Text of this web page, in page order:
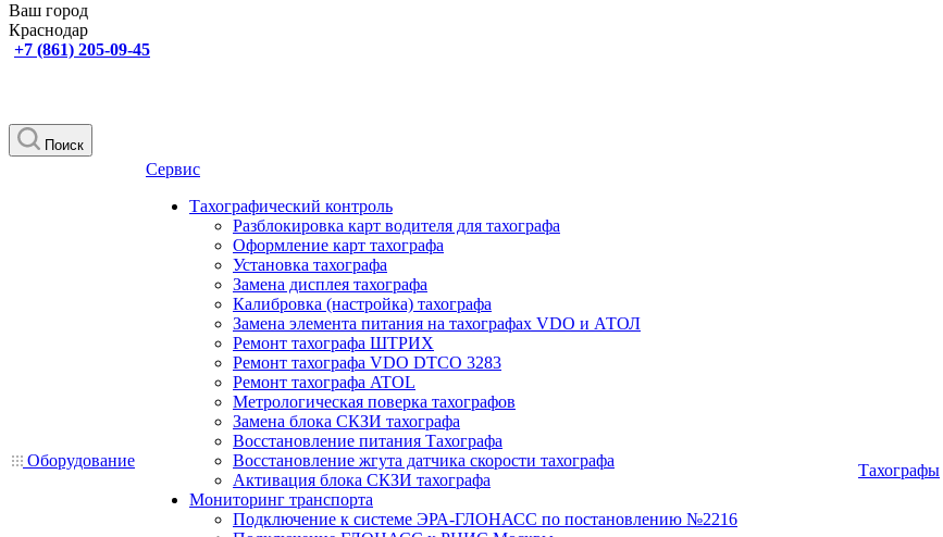
Ваш город
Краснодар
+7 (861) 205-09-45
Поиск
Оборудование
Сервис
Тахографический контроль
Разблокировка карт водителя для тахографа
Оформление карт тахографа
Установка тахографа
Замена дисплея тахографа
Калибровка (настройка) тахографа
Замена элемента питания на тахографах VDO и АТОЛ
Ремонт тахографа ШТРИХ
Ремонт тахографа VDO DTCO 3283
Ремонт тахографа ATOL
Метрологическая поверка тахографов
Замена блока СКЗИ тахографа
Восстановление питания Тахографа
Восстановление жгута датчика скорости тахографа
Активация блока СКЗИ тахографа
Мониторинг транспорта
Подключение к системе ЭРА-ГЛОНАСС по постановлению №2216
Тахографы